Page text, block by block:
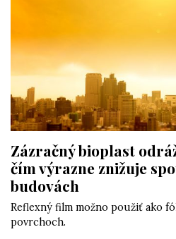
Zázračný bioplast
čím výrazne znižuje
budovách
Reflexný film možno použiť ako
povrchoch.